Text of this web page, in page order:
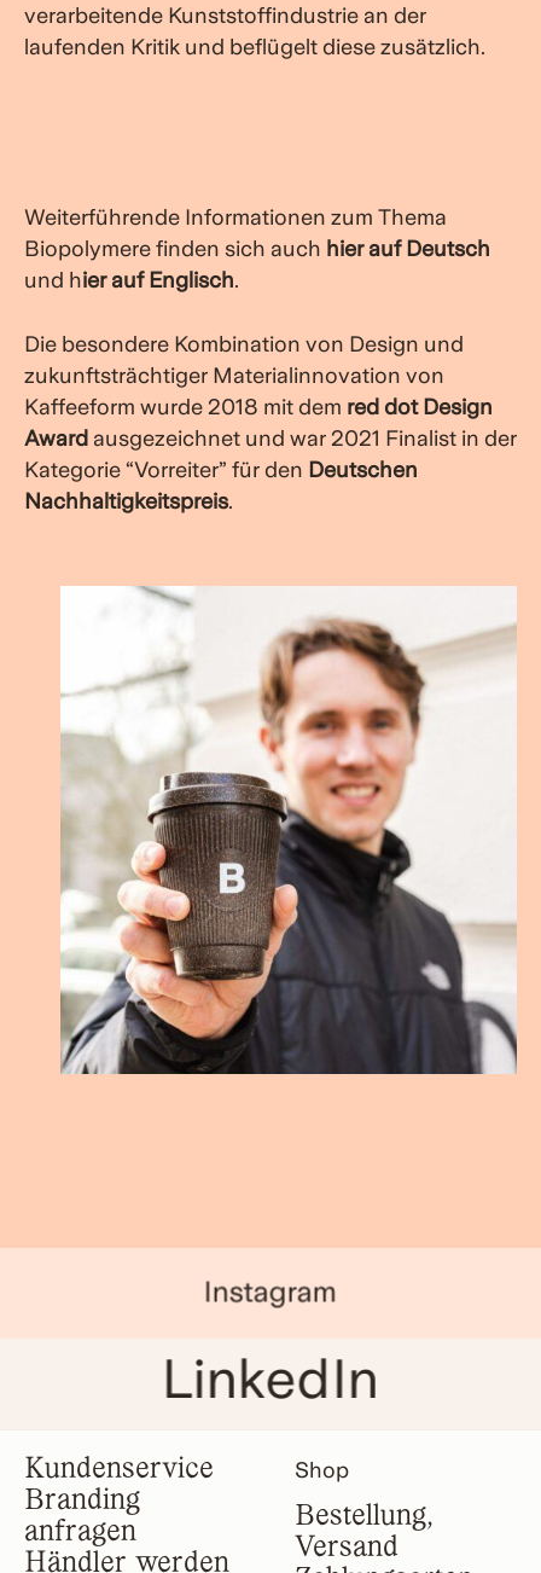
verarbeitende Kunststoffindustrie an der
laufenden Kritik und beflügelt diese zusätzlich.
Weiterführende Informationen zum Thema
Biopolymere finden sich auch hier auf Deutsch
und hier auf Englisch.
Die besondere Kombination von Design und
zukunftsträchtiger Materialinnovation von
Kaffeeform wurde 2018 mit dem red dot Design
Award ausgezeichnet und war 2021 Finalist in der
Kategorie “Vorreiter” für den Deutschen
Nachhaltigkeitspreis.
Instagram
LinkedIn
Kundenservice
Branding
anfragen
Händler werden
Shop
Bestellung,
Versand